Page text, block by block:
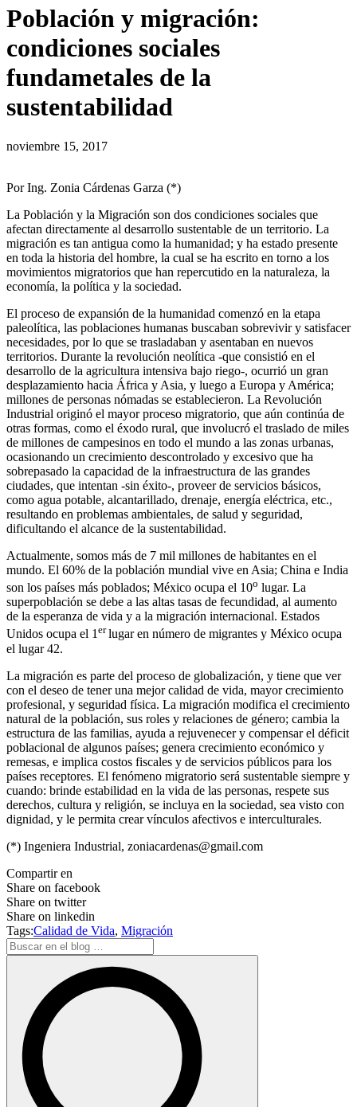
Población y migración:
condiciones sociales
fundametales de la
sustentabilidad
noviembre 15, 2017
Por Ing. Zonia Cárdenas Garza (*)
La Población y la Migración son dos condiciones sociales que
afectan directamente al desarrollo sustentable de un territorio. La
migración es tan antigua como la humanidad; y ha estado presente
en toda la historia del hombre, la cual se ha escrito en torno a los
movimientos migratorios que han repercutido en la naturaleza, la
economía, la política y la sociedad.
El proceso de expansión de la humanidad comenzó en la etapa
paleolítica, las poblaciones humanas buscaban sobrevivir y satisfacer
necesidades, por lo que se trasladaban y asentaban en nuevos
territorios. Durante la revolución neolítica -que consistió en el
desarrollo de la agricultura intensiva bajo riego-, ocurrió un gran
desplazamiento hacia África y Asia, y luego a Europa y América;
millones de personas nómadas se establecieron. La Revolución
Industrial originó el mayor proceso migratorio, que aún continúa de
otras formas, como el éxodo rural, que involucró el traslado de miles
de millones de campesinos en todo el mundo a las zonas urbanas,
ocasionando un crecimiento descontrolado y excesivo que ha
sobrepasado la capacidad de la infraestructura de las grandes
ciudades, que intentan -sin éxito-, proveer de servicios básicos,
como agua potable, alcantarillado, drenaje, energía eléctrica, etc.,
resultando en problemas ambientales, de salud y seguridad,
dificultando el alcance de la sustentabilidad.
Actualmente, somos más de 7 mil millones de habitantes en el
mundo. El 60% de la población mundial vive en Asia; China e India
son los países más poblados; México ocupa el 10o lugar. La
superpoblación se debe a las altas tasas de fecundidad, al aumento
de la esperanza de vida y a la migración internacional. Estados
Unidos ocupa el 1erlugar en número de migrantes y México ocupa
el lugar 42.
La migración es parte del proceso de globalización, y tiene que ver
con el deseo de tener una mejor calidad de vida, mayor crecimiento
profesional, y seguridad física. La migración modifica el crecimiento
natural de la población, sus roles y relaciones de género; cambia la
estructura de las familias, ayuda a rejuvenecer y compensar el déficit
poblacional de algunos países; genera crecimiento económico y
remesas, e implica costos fiscales y de servicios públicos para los
países receptores. El fenómeno migratorio será sustentable siempre y
cuando: brinde estabilidad en la vida de las personas, respete sus
derechos, cultura y religión, se incluya en la sociedad, sea visto con
dignidad, y le permita crear vínculos afectivos e interculturales.
(*) Ingeniera Industrial, zoniacardenas@gmail.com
Compartir en
Share on facebook
Share on twitter
Share on linkedin
Tags:Calidad de Vida, Migración